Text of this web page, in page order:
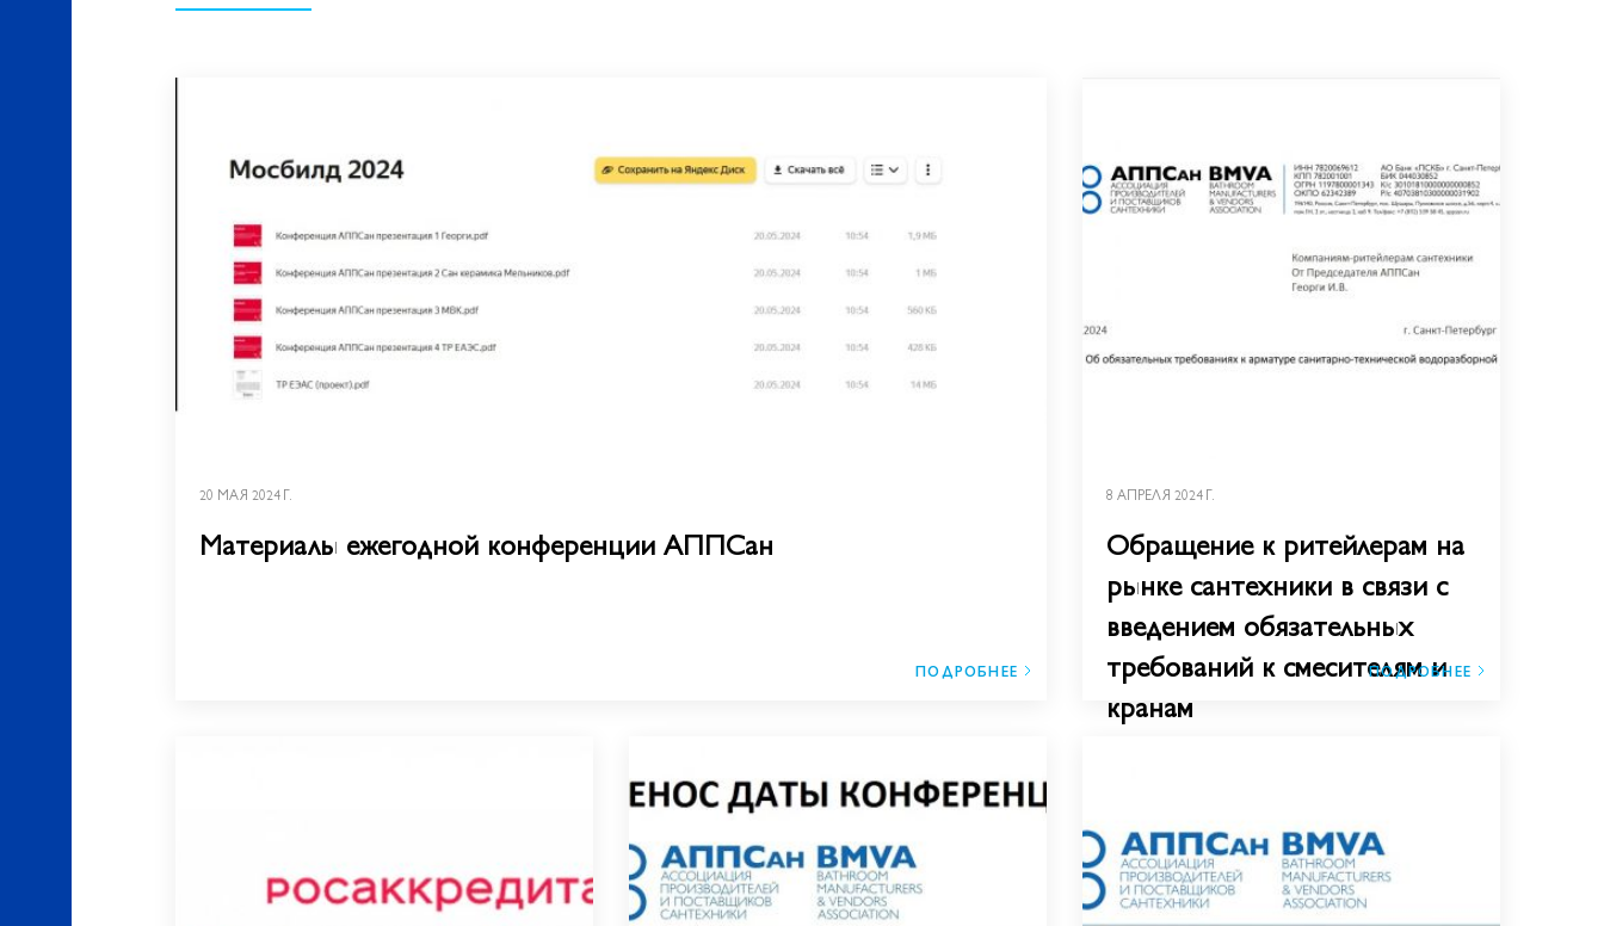
20 МАЯ 2024 Г.
Материалы ежегодной конференции АППСан
ПОДРОБНЕЕ
8 АПРЕЛЯ 2024 Г.
Обращение к ритейлерам на
рынке сантехники в связи с
введением обязательных
требований к смесителям и
кранам
ПОДРОБНЕЕ